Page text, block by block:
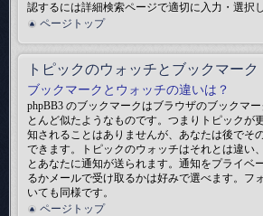
認するには詳細検索ページで適切に入力・選択
ページトップ
トピックのウォッチとブックマーク
ブックマークとウォッチの違いは？
phpBB3 のブックマークはブラウザのブックマ
とんど似たようなものです。つまりトピックが
知されることはありませんが、あなたは後でそ
できます。トピックのウォッチはそれとは違い
とあなたに通知が送られます。通知をプライベ
るかメールで受け取るかは好みで選べます。フ
いても同様です。
ページトップ